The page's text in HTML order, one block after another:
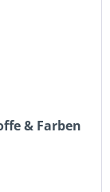
& Farben